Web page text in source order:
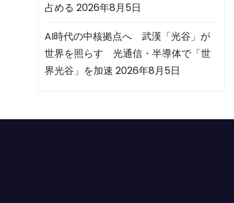
占める 2026年8月5日
AI時代の中核拠点へ 武漢「光谷」が
世界を照らす 光通信・半導体で「世
界光谷」を加速 2026年8月5日